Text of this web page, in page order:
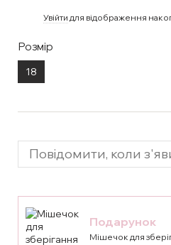
Увійти для відображення
Розмір
18
Повідомити, коли
Подарунок
Мішечок для